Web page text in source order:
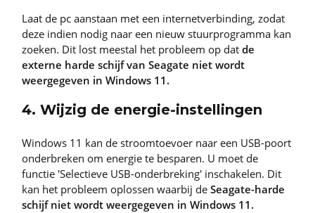
Laat de pc aanstaan met een internetverbinding, zodat
deze indien nodig naar een nieuw stuurprogramma kan
zoeken. Dit lost meestal het probleem op dat de
externe harde schijf van Seagate niet wordt
weergegeven in Windows 11.
4. Wijzig de energie-instellingen
Windows 11 kan de stroomtoevoer naar een USB-poort
onderbreken om energie te besparen. U moet de
functie 'Selectieve USB-onderbreking' inschakelen. Dit
kan het probleem oplossen waarbij de Seagate-harde
schijf niet wordt weergegeven in Windows 11.